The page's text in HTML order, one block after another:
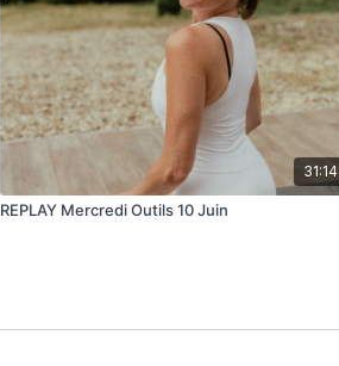
31:14
REPLAY Mercredi Outils 10 Juin